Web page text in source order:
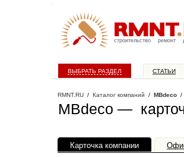
строительство ремонт
ВЫБРАТЬ РАЗДЕЛ СТАТЬИ
RMNT.RU / Каталог компаний / MBdeco /
MBdeco —
Карточка компании